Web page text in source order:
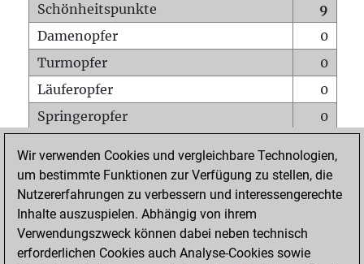
Schönheitspunkte
9
Damenopfer
0
Turmopfer
0
Läuferopfer
0
Springeropfer
0
Matt auf vollem Brett
0
Bauer setzt Matt
0
Erstickte Matts
Unterverwandlungen
Wir verwenden Cookies und vergleichbare Technologien,
um bestimmte Funktionen zur Verfügung zu stellen, die
Nutzererfahrungen zu verbessern und interessengerechte
Inhalte auszuspielen. Abhängig von ihrem
Verwendungszweck können dabei neben technisch
erforderlichen Cookies auch Analyse-Cookies sowie